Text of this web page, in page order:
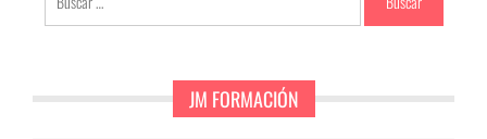
JM FORMACIÓN